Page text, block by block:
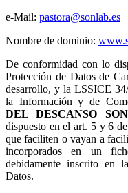
e-Mail: pastora@sonlab.es
Nombre de dominio:
De conformidad con lo
Protección de Datos de
desarrollo, y la LSSICE
la Información y de
DEL DESCANSO
dispuesto en el art. 5 y 6
que faciliten o vayan a
incorporados en un
debidamente inscrito en
Datos.